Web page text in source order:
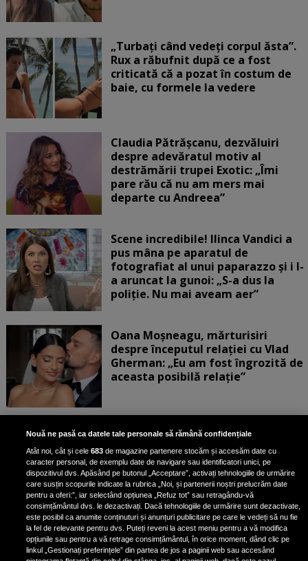
„Turbați când vedeți corpul ăsta”.
Rux a răbufnit după ce a fost
criticată că a pozat în costum de
baie, cu formele la vedere
Claudia Pătrășcanu, dezvăluiri
despre adevăratul motiv al
destrămării trupei Exotic: „Îmi
pare rău că nu am mers mai
departe cu Andreea”
Scene incredibile! Ilinca Vandici a
pus mâna pe aparatul de
fotografiat al unui paparazzo și i l-
a aruncat la gunoi: „S-a dus la
poliție. Nu mai aveam aer”
Oana Moșneagu, mărturisiri
despre începutul relației cu Vlad
Gherman: „Eu am fost îngrozită de
aceasta posibilă relație”
Unde locuiesc Alberto Guță și
iubita lui, după ce au plecat din
casa Narcisei Balaban: „Noi
suntem într-o casă cu două-trei
etaje”
Oana Roman, achiziție după
achiziție. Suma exorbitantă pe
care a scos-o din buzunar pentru o
Nouă ne pasă ca datele tale personale să rămână confidențiale
Atât noi, cât și cele683 de magazine partenere stocăm și accesăm date cu
caracter personal, de exemplu date de navigare sau identificatori unici, pe
dispozitivul dvs. Apăsând pe butonul „Acceptare”, activați tehnologiile de urmărire
care susțin scopurile indicate la rubrica „Noi, și partenerii noștri prelucrăm date
pentru a oferi:”, iar selectând opțiunea „Refuz tot” sau retragându-vă
consimțământul dvs. le dezactivați. Dacă tehnologiile de urmărire sunt dezactivate,
este posibil ca anumite conținuturi și anunțuri publicitare pe care le vedeți să nu fie
la fel de relevante pentru dvs. Puteți reveni la acest meniu pentru a vă modifica
opțiunile sau pentru a vă retrage consimțământul, în orice moment, dând clic pe
linkul „Gestionați preferințele” din partea de jos a paginii web sau accesând